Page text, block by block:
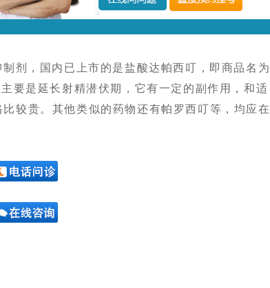
，国内已上市的是盐酸达帕西叮，即商品名为
要是延长射精潜伏期，它有一定的副作用，和适
较贵。其他类似的药物还有帕罗西叮等，均应在